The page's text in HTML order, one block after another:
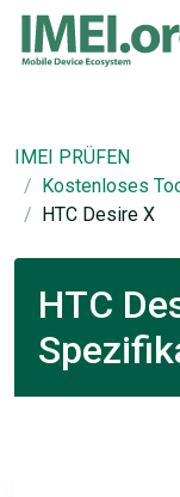
IMEI PRÜFEN
Kostenloses
HTC Desire X
HTC